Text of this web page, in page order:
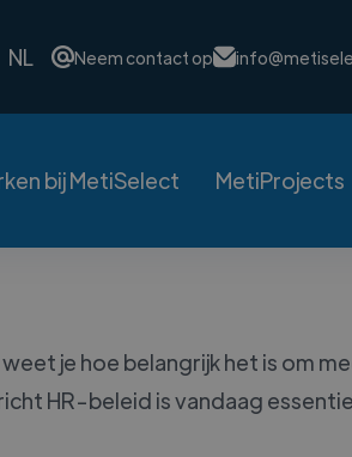
NL Neem contact op
bij MetiSelect MetiProjects
je hoe belangrijk het is om
HR-beleid is vandaag